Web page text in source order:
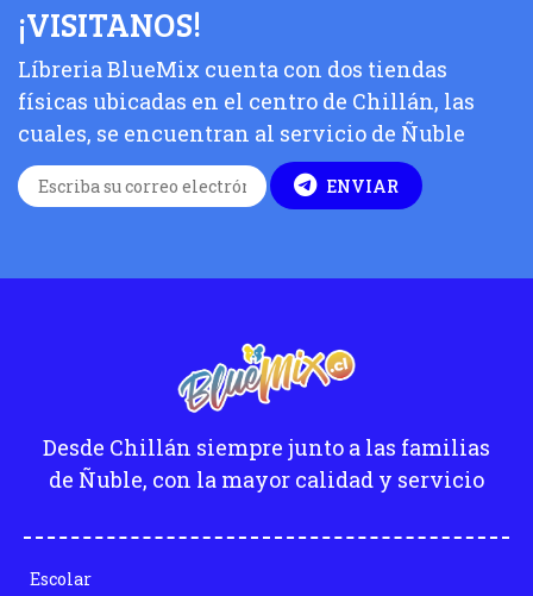
¡VISITANOS!
Líbreria BlueMix cuenta con dos tiendas
físicas ubicadas en el centro de Chillán, las
cuales, se encuentran al servicio de Ñuble
ENVIAR
Desde Chillán siempre junto a las familias
de Ñuble, con la mayor calidad y servicio
Escolar